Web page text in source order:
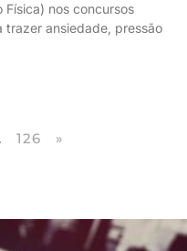
Física) nos concursos
trazer ansiedade, pressão
126 »